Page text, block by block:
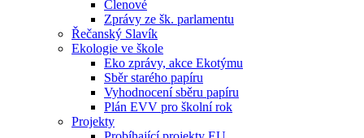
Členové
Zprávy ze šk. parlamentu
Řečanský Slavík
Ekologie ve škole
Eko zprávy, akce Ekotýmu
Sběr starého papíru
Vyhodnocení sběru papíru
Plán EVV pro školní rok
Projekty